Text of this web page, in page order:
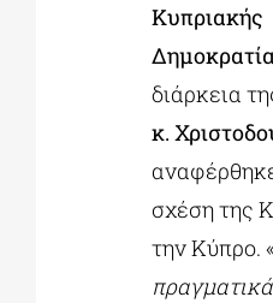
Κυπριακής
διάρκεια
κ.
σχέση της
την Κύπρο. «